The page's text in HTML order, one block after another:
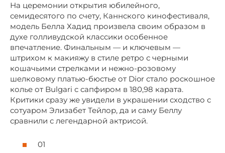
На церемонии открытия юбилейного,
семидесятого по счету, Каннского кинофестиваля,
модель Белла Хадид произвела своим образом в
духе голливудской классики особенное
впечатление. Финальным — и ключевым —
штрихом к макияжу в стиле ретро с черными
кошачьими стрелками и нежно-розовому
шелковому платью-бюстье от Dior стало роскошное
колье от Bulgari с сапфиром в 180,98 карата.
Критики сразу же увидели в украшении сходство с
сотуаром Элизабет Тейлор, да и саму Беллу
сравнили с легендарной актрисой.
01